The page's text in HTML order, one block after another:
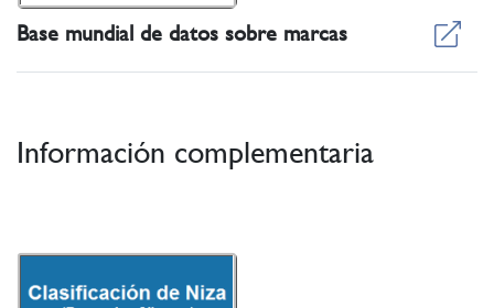
Base mundial de datos sobre marcas
Información complementaria